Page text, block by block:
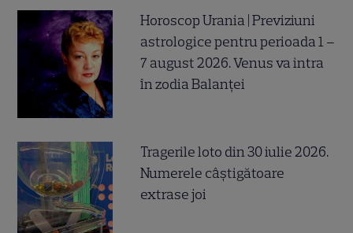
Horoscop Urania | Previziuni
astrologice pentru perioada 1 –
7 august 2026. Venus va intra
în zodia Balanței
Tragerile loto din 30 iulie 2026.
Numerele câştigătoare
extrase joi